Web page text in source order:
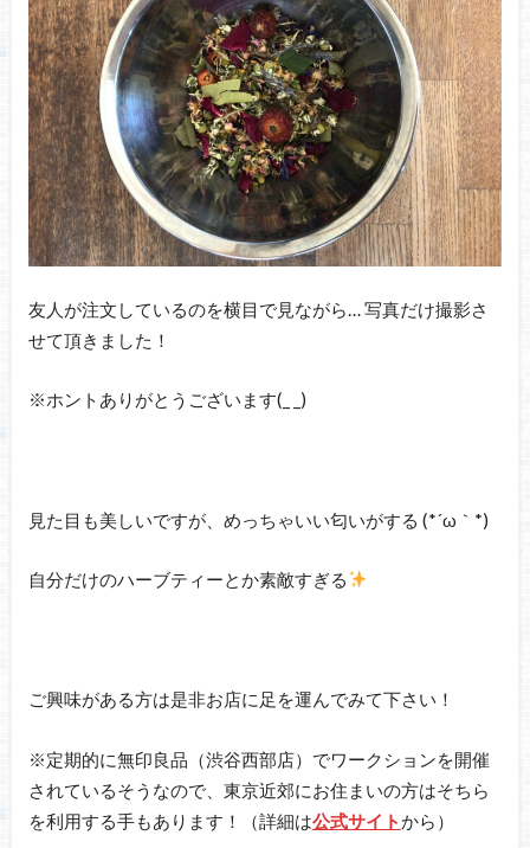
友人が注文しているのを横目で見ながら… 写真だけ撮影さ
せて頂きました！
※ホントありがとうございます(_ _)
見た目も美しいですが、めっちゃいい匂いがする (*´ω｀*)
自分だけのハーブティーとか素敵すぎる
ご興味がある方は是非お店に足を運んでみて下さい！
※定期的に無印良品（渋谷西部店）でワークションを開催
されているそうなので、東京近郊にお住まいの方はそちら
を利用する手もあります！（詳細は公式サイトから）